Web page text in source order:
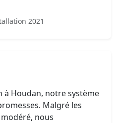
2021
à Houdan, notre système
Malgré les
nous